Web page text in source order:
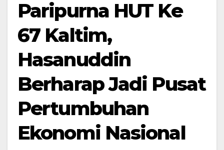
Paripurna HUT Ke
67 Kaltim,
Hasanuddin
Berharap Jadi Pusat
Pertumbuhan
Ekonomi Nasional